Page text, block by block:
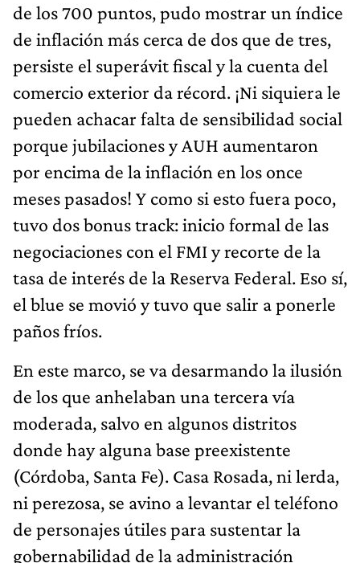
de los 700 puntos, pudo mostrar un índice
de inflación más cerca de dos que de tres,
persiste el superávit fiscal y la cuenta del
comercio exterior da récord. ¡Ni siquiera le
pueden achacar falta de sensibilidad social
porque jubilaciones y AUH aumentaron
por encima de la inflación en los once
meses pasados! Y como si esto fuera poco,
tuvo dos bonus track: inicio formal de las
negociaciones con el FMI y recorte de la
tasa de interés de la Reserva Federal. Eso sí,
el blue se movió y tuvo que salir a ponerle
paños fríos.
En este marco, se va desarmando la ilusión
de los que anhelaban una tercera vía
moderada, salvo en algunos distritos
donde hay alguna base preexistente
(Córdoba, Santa Fe). Casa Rosada, ni lerda,
ni perezosa, se avino a levantar el teléfono
de personajes útiles para sustentar la
gobernabilidad de la administración